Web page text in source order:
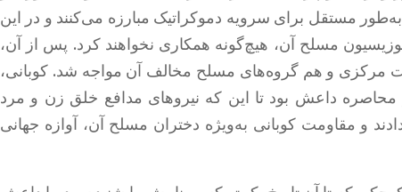
مستقل برای سرویه دموکراتیک مبارزه می‌کنند و در این
مسلح آن، هیچ‌گونه همکاری نخواهند کرد. پس از آن،
مرکزی و هم گروه‌های مسلح مخالف آن مواجه شد. کوبانی،
محاصره داعش بود تا این که نیروهای مدافع خلق زن و مرد
و مقاومت کوبانی به‌ویژه دختران مسلح آن، آوازه جهانی